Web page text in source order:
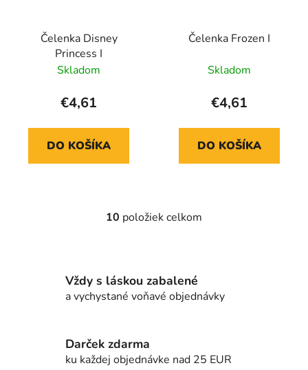
Čelenka Disney
Princess I
Skladom
€4,61
DO KOŠÍKA
Čelenka Frozen I
Skladom
€4,61
DO KOŠÍKA
O
d
a
p
10 položiek celkom
Vždy s láskou zabalené
a vychystané voňavé objednávky
Darček zdarma
ku každej objednávke nad 25 EUR